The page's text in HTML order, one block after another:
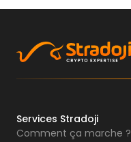
Services Stradoji
Comment ça marche ?